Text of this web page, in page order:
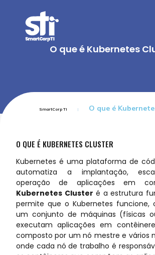
O que é Kubernetes
SmartCorp TI O que é
O QUE É KUBERNETES CLUSTER
Kubernetes é uma plataforma de
automatiza a implantação,
operação de aplicações em
Kubernetes Cluster é a estrutura
permite que o Kubernetes funcione,
um conjunto de máquinas (físicas
executam aplicações em
composto por um nó mestre e vários
onde cada nó de trabalho é